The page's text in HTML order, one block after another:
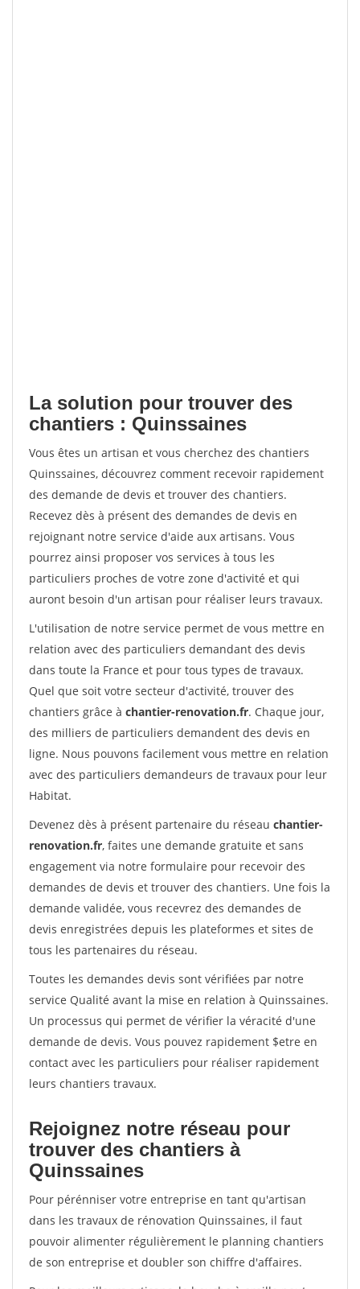
La solution pour trouver des
chantiers : Quinssaines
Vous êtes un artisan et vous cherchez des chantiers
Quinssaines, découvrez comment recevoir rapidement
des demande de devis et trouver des chantiers.
Recevez dès à présent des demandes de devis en
rejoignant notre service d'aide aux artisans. Vous
pourrez ainsi proposer vos services à tous les
particuliers proches de votre zone d'activité et qui
auront besoin d'un artisan pour réaliser leurs travaux.
L'utilisation de notre service permet de vous mettre en
relation avec des particuliers demandant des devis
dans toute la France et pour tous types de travaux.
Quel que soit votre secteur d'activité, trouver des
chantiers grâce à chantier-renovation.fr. Chaque jour,
des milliers de particuliers demandent des devis en
ligne. Nous pouvons facilement vous mettre en relation
avec des particuliers demandeurs de travaux pour leur
Habitat.
Devenez dès à présent partenaire du réseau chantier-
renovation.fr, faites une demande gratuite et sans
engagement via notre formulaire pour recevoir des
demandes de devis et trouver des chantiers. Une fois la
demande validée, vous recevrez des demandes de
devis enregistrées depuis les plateformes et sites de
tous les partenaires du réseau.
Toutes les demandes devis sont vérifiées par notre
service Qualité avant la mise en relation à Quinssaines.
Un processus qui permet de vérifier la véracité d'une
demande de devis. Vous pouvez rapidement $etre en
contact avec les particuliers pour réaliser rapidement
leurs chantiers travaux.
Rejoignez notre réseau pour
trouver des chantiers à
Quinssaines
Pour pérénniser votre entreprise en tant qu'artisan
dans les travaux de rénovation Quinssaines, il faut
pouvoir alimenter régulièrement le planning chantiers
de son entreprise et doubler son chiffre d'affaires.